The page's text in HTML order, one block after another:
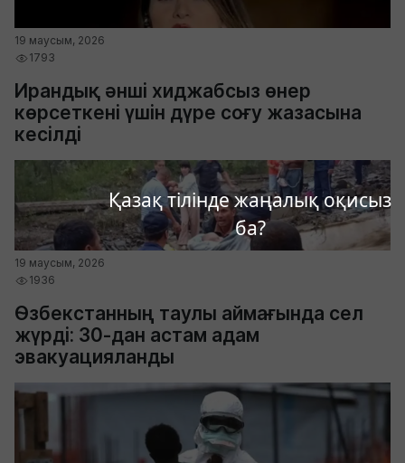
Қазақ тілінде жаңалық оқисыз
ба?
19 маусым, 2026
1793
Ирандық әнші хиджабсыз өнер
көрсеткені үшін дүре соғу жазасына
кесілді
19 маусым, 2026
1936
Өзбекстанның таулы аймағында сел
жүрді: 30-дан астам адам
эвакуацияланды